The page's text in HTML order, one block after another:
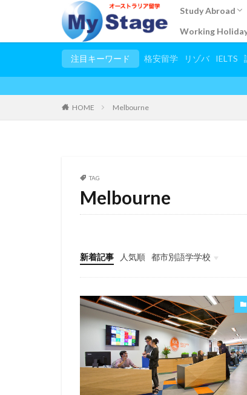
Study Abroad
Find a school
English course
Short term
TECSOL
TESOL
Working
注目キーワード 格安留学 リゾバ IELTS
HOME Melbourne
TAG
Melbourne
新着記事 人気順 都市別語学学校
Melbourne
Uncategorised